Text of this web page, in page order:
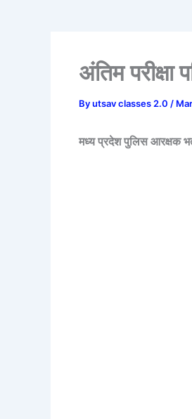
अंतिम
Byutsav classes 2.0 /
मध्य प्रदेश पुलिस आरक्षक